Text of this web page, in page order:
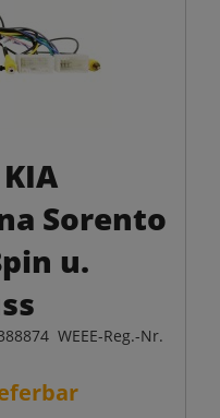
Sorento
u.
WEEE-Reg.-Nr.